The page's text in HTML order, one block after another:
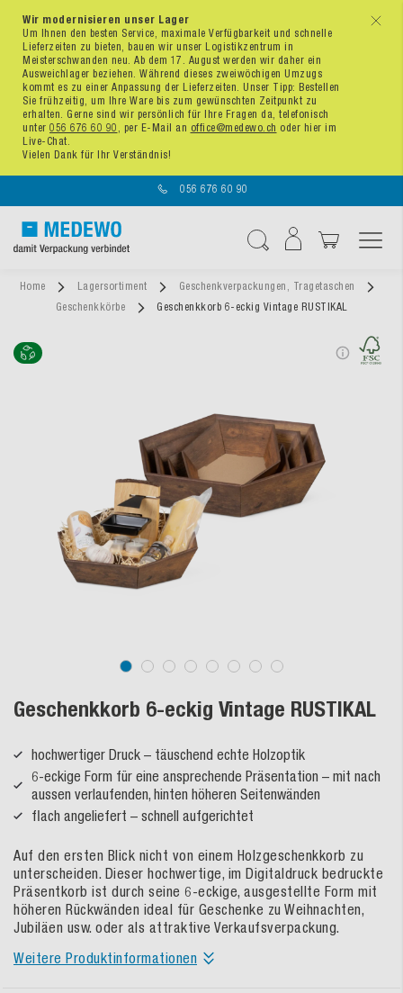
x
Wir modernisieren unser Lager
Um Ihnen den besten Service, maximale Verfügbarkeit und schnelle
Lieferzeiten zu bieten, bauen wir unser Logistikzentrum in
Meisterschwanden neu. Ab dem 17. August werden wir daher ein
Ausweichlager beziehen. Während dieses zweiwöchigen Umzugs
kommt es zu einer Anpassung der Lieferzeiten. Unser Tipp: Bestellen
Sie frühzeitig, um Ihre Ware bis zum gewünschten Zeitpunkt zu
erhalten. Gerne sind wir persönlich für Ihre Fragen da, telefonisch
unter 056 676 60 90 , per E-Mail an office@medewo.ch oder hier im
Live-Chat.
Vielen Dank für Ihr Verständnis!
056 676 60 90
Home Lagersortiment
Geschenkverpackungen, Tragetaschen
Geschenkkörbe
Geschenkkorb 6-eckig Vintage RUSTIKAL
Geschenkkorb 6-eckig Vintage RUSTIKAL
hochwertiger Druck – täuschend echte Holzoptik
6-eckige Form für eine ansprechende Präsentation – mit nach
aussen verlaufenden, hinten höheren Seitenwänden
flach angeliefert – schnell aufgerichtet
Auf den ersten Blick nicht von einem Holzgeschenkkorb zu
unterscheiden. Dieser hochwertige, im Digitaldruck bedruckte
Präsentkorb ist durch seine 6-eckige, ausgestellte Form mit
höheren Rückwänden ideal für Geschenke zu Weihnachten,
Jubiläen usw. oder als attraktive Verkaufsverpackung.
Weitere Produktinformationen